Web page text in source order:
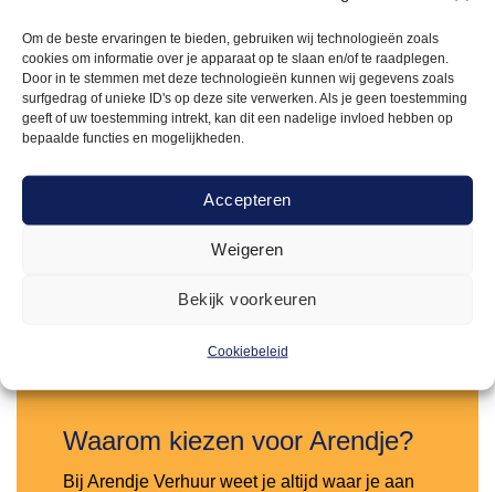
Om de beste ervaringen te bieden, gebruiken wij technologieën zoals
cookies om informatie over je apparaat op te slaan en/of te raadplegen.
Door in te stemmen met deze technologieën kunnen wij gegevens zoals
surfgedrag of unieke ID's op deze site verwerken. Als je geen toestemming
geeft of uw toestemming intrekt, kan dit een nadelige invloed hebben op
bepaalde functies en mogelijkheden.
Accepteren
Weigeren
Bekijk voorkeuren
Cookiebeleid
Statafel steigerhout wit 240x100cm
Waarom kiezen voor Arendje?
Bij Arendje Verhuur weet je altijd waar je aan